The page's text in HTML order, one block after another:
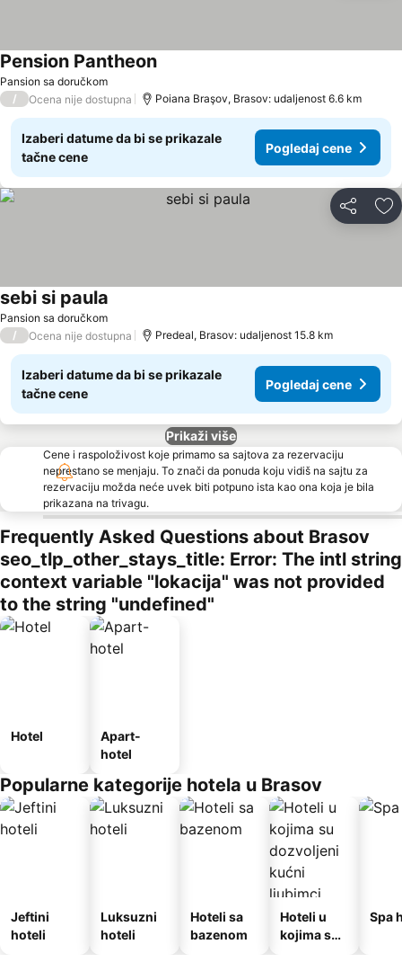
Pansion sa doručkom
Pension Pantheon
/ Ocena nije dostupna Poiana Braşov, Brasov: udaljenost 6.6 km
Izaberi datume da bi se prikazale
tačne cene
Pogledaj cene
Deli
Pansion sa doručkom
sebi si paula
/ Ocena nije dostupna Predeal, Brasov: udaljenost 15.8 km
Izaberi datume da bi se prikazale
tačne cene
Pogledaj cene
Prikaži više
Cene i raspoloživost koje primamo sa sajtova za rezervaciju
neprestano se menjaju. To znači da ponuda koju vidiš na sajtu za
rezervaciju možda neće uvek biti potpuno ista kao ona koja je bila
prikazana na trivagu.
Frequently Asked Questions about Brasov
seo_tlp_other_stays_title: Error: The intl string
context variable "lokacija" was not provided
to the string "undefined"
Hotel
Apart-
hotel
Popularne kategorije hotela u Brasov
Jeftini
hoteli
Luksuzni
hoteli
Hoteli sa
bazenom
Hoteli u
kojima su
Spa